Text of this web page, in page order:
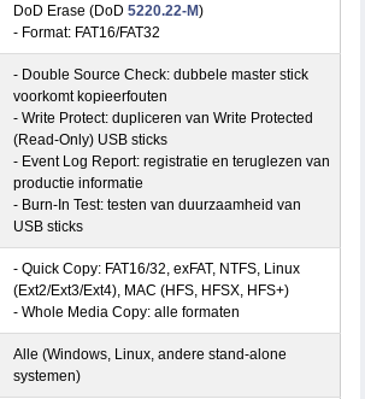
DoD Erase (DoD 5220.22-M)
- Format: FAT16/FAT32
- Double Source Check: dubbele master stick
voorkomt kopieerfouten
- Write Protect: dupliceren van Write Protected
(Read-Only) USB sticks
- Event Log Report: registratie en teruglezen van
productie informatie
- Burn-In Test: testen van duurzaamheid van
USB sticks
- Quick Copy: FAT16/32, exFAT, NTFS, Linux
(Ext2/Ext3/Ext4), MAC (HFS, HFSX, HFS+)
- Whole Media Copy: alle formaten
Alle (Windows, Linux, andere stand-alone
systemen)